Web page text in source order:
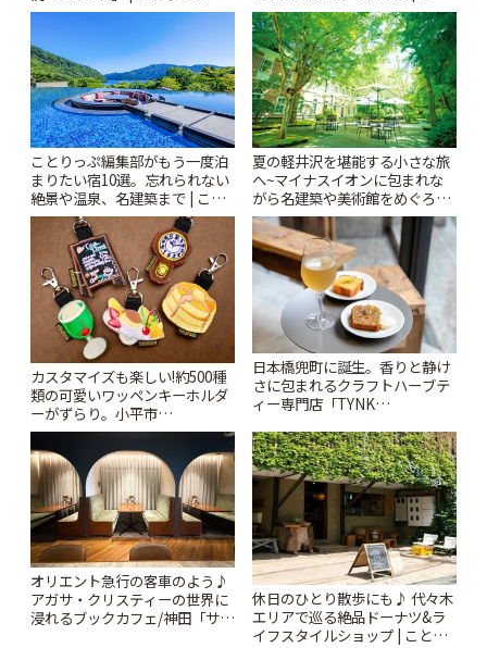
りっぷ
ことりっぷ編集部がもう一度泊
まりたい宿10選。忘れられない
絶景や温泉、名建築まで | こと
りっぷ
夏の軽井沢を堪能する小さな旅
へ~マイナスイオンに包まれな
がら名建築や美術館をめぐろう
~ | ことりっぷ
カスタマイズも楽しい!約500種
類の可愛いワッペンキーホルダ
ーがずらり。小平市
「Kimamaya T&K」 | ことりっ
ぷ
日本橋兜町に誕生。香りと静け
さに包まれるクラフトハーブテ
ィー専門店「TYNK
オリエント急行の客車のよう♪
アガサ・クリスティーの世界に
浸れるブックカフェ/神田「サロ
休日のひとり散歩にも♪ 代々木
エリアで巡る絶品ドーナツ&ラ
イフスタイルショップ | ことり